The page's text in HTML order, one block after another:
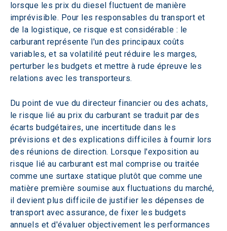
lorsque les prix du diesel fluctuent de manière
imprévisible. Pour les responsables du transport et
de la logistique, ce risque est considérable : le
carburant représente l'un des principaux coûts
variables, et sa volatilité peut réduire les marges,
perturber les budgets et mettre à rude épreuve les
relations avec les transporteurs.
Du point de vue du directeur financier ou des achats,
le risque lié au prix du carburant se traduit par des
écarts budgétaires, une incertitude dans les
prévisions et des explications difficiles à fournir lors
des réunions de direction. Lorsque l'exposition au
risque lié au carburant est mal comprise ou traitée
comme une surtaxe statique plutôt que comme une
matière première soumise aux fluctuations du marché,
il devient plus difficile de justifier les dépenses de
transport avec assurance, de fixer les budgets
annuels et d'évaluer objectivement les performances